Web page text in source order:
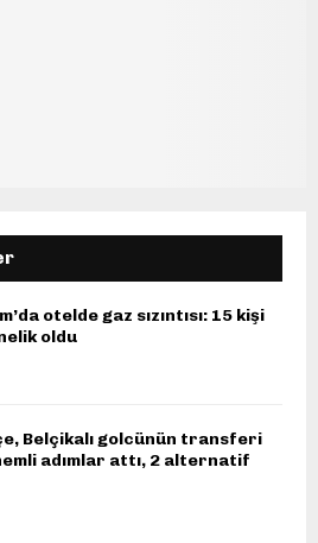
otelde gaz sızıntısı: 15 kişi
oldu
Belçikalı golcünün transferi
adımlar attı, 2 alternatif